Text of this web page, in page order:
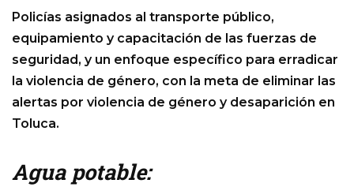
Policías asignados al transporte público,
equipamiento y capacitación de las fuerzas de
seguridad, y un enfoque específico para erradicar
la violencia de género, con la meta de eliminar las
alertas por violencia de género y desaparición en
Toluca.
Agua potable: